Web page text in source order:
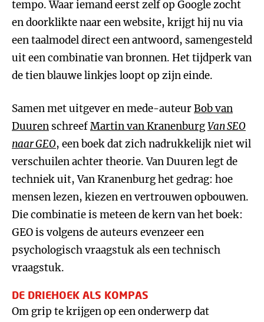
tempo. Waar iemand eerst zelf op Google zocht
en doorklikte naar een website, krijgt hij nu via
een taalmodel direct een antwoord, samengesteld
uit een combinatie van bronnen. Het tijdperk van
de tien blauwe linkjes loopt op zijn einde.
Samen met uitgever en mede-auteurBob van
Duuren schreefMartin van KranenburgVan SEO
naar GEO, een boek dat zich nadrukkelijk niet wil
verschuilen achter theorie. Van Duuren legt de
techniek uit, Van Kranenburg het gedrag: hoe
mensen lezen, kiezen en vertrouwen opbouwen.
Die combinatie is meteen de kern van het boek:
GEO is volgens de auteurs evenzeer een
psychologisch vraagstuk als een technisch
vraagstuk.
DE DRIEHOEK ALS KOMPAS
Om grip te krijgen op een onderwerp dat